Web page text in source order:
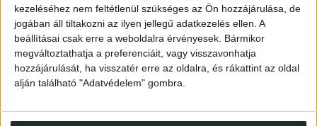
kezeléséhez nem feltétlenül szükséges az Ön hozzájárulása, de
jogában áll tiltakozni az ilyen jellegű adatkezelés ellen. A
beállításai csak erre a weboldalra érvényesek. Bármikor
megváltoztathatja a preferenciáit, vagy visszavonhatja
hozzájárulását, ha visszatér erre az oldalra, és rákattint az oldal
alján található "Adatvédelem" gombra.
Cím: 1053 Budapest., Múzeum krt. 13-15.
Telefon: +36 1 317 3514
Nyitva: hétköznap 10-18h, szombat 10-14h
Email : eladas@kozpontiantikvarium.hu